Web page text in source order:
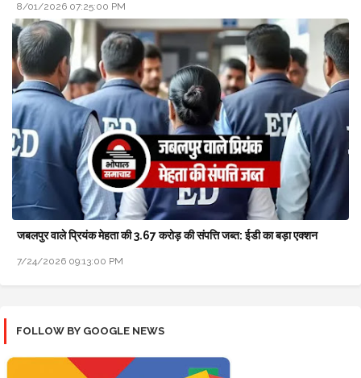
8/01/2026 07:25:00 PM
जबलपुर वाले प्रियंक मेहता की 3.67 करोड़ की संपत्ति जब्त: ईडी का बड़ा एक्शन
7/24/2026 09:13:00 PM
FOLLOW BY GOOGLE NEWS